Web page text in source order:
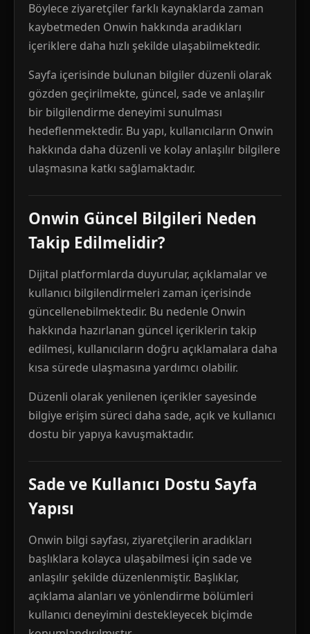
Böylece ziyaretçiler farklı kaynaklarda zaman
kaybetmeden Onwin hakkında aradıkları
içeriklere daha hızlı şekilde ulaşabilmektedir.
Sayfa içerisinde bulunan bilgiler düzenli olarak
gözden geçirilmekte, güncel, sade ve anlaşılır
bir bilgilendirme deneyimi sunulması
hedeflenmektedir. Bu yapı, kullanıcıların Onwin
hakkında daha düzenli ve kolay anlaşılır bilgilere
ulaşmasına katkı sağlamaktadır.
Onwin Güncel Bilgileri Neden
Takip Edilmelidir?
Dijital platformlarda duyurular, açıklamalar ve
kullanıcı bilgilendirmeleri zaman içerisinde
güncellenebilmektedir. Bu nedenle Onwin
hakkında hazırlanan güncel içeriklerin takip
edilmesi, kullanıcıların doğru açıklamalara daha
kısa sürede ulaşmasına yardımcı olabilir.
Düzenli olarak yenilenen içerikler sayesinde
bilgiye erişim süreci daha sade, açık ve kullanıcı
dostu bir yapıya kavuşmaktadır.
Sade ve Kullanıcı Dostu Sayfa
Yapısı
Onwin bilgi sayfası, ziyaretçilerin aradıkları
başlıklara kolayca ulaşabilmesi için sade ve
anlaşılır şekilde düzenlenmiştir. Başlıklar,
açıklama alanları ve yönlendirme bölümleri
kullanıcı deneyimini destekleyecek biçimde